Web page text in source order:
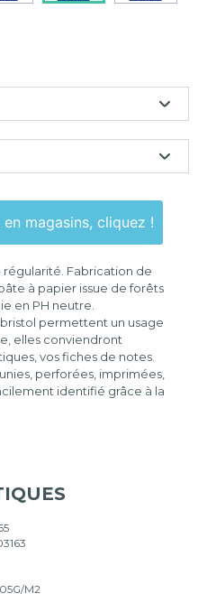
Pour vérifier le stock en magasins, cliquez !
Fabrication de
à papier issue de forêts
en PH neutre.
permettent un usage
elles conviendront
vos fiches de notes.
perforées, imprimées,
identifié grâce à la
M2